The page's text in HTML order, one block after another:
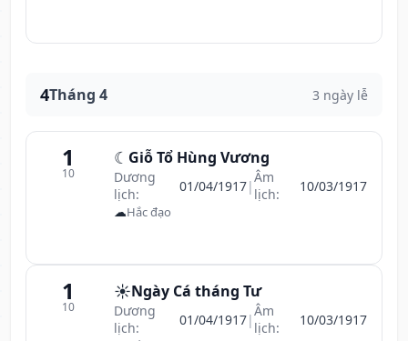
4Tháng 4 3 ngày lễ
1
10
☾ Giỗ Tổ Hùng Vương
Dương
lịch:
01/04/1917|Âm
lịch:
10/03/1917
☁Hắc đạo
1
10
☀️Ngày Cá tháng Tư
Dương
lịch:
01/04/1917|Âm
lịch:
10/03/1917